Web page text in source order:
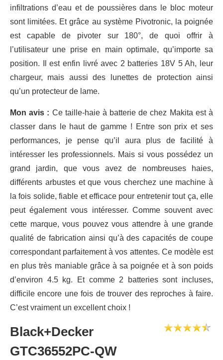
infiltrations d’eau et de poussières dans le bloc moteur
sont limitées. Et grâce au système Pivotronic, la poignée
est capable de pivoter sur 180°, de quoi offrir à
l’utilisateur une prise en main optimale, qu’importe sa
position. Il est enfin livré avec 2 batteries 18V 5 Ah, leur
chargeur, mais aussi des lunettes de protection ainsi
qu’un protecteur de lame.
Mon avis : Ce taille-haie à batterie de chez Makita est à
classer dans le haut de gamme ! Entre son prix et ses
performances, je pense qu’il aura plus de facilité à
intéresser les professionnels. Mais si vous possédez un
grand jardin, que vous avez de nombreuses haies,
différents arbustes et que vous cherchez une machine à
la fois solide, fiable et efficace pour entretenir tout ça, elle
peut également vous intéresser. Comme souvent avec
cette marque, vous pouvez vous attendre à une grande
qualité de fabrication ainsi qu’à des capacités de coupe
correspondant parfaitement à vos attentes. Ce modèle est
en plus très maniable grâce à sa poignée et à son poids
d’environ 4.5 kg. Et comme 2 batteries sont incluses,
difficile encore une fois de trouver des reproches à faire.
C’est vraiment un excellent choix !
Black+Decker
GTC36552PC-QW